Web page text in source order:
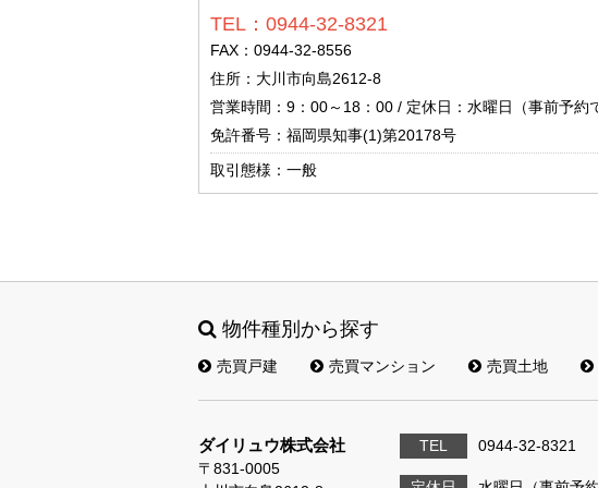
TEL：0944-32-8321
FAX：0944-32-8556
住所：大川市向島2612-8
営業時間：9：00～18：00 / 定休日：水曜日（事前予約
免許番号：福岡県知事(1)第20178号
取引態様：一般
物件種別から探す
売買戸建 売買マンション 売買土地
ダイリュウ株式会社
〒831-0005
TEL 0944-32-8321